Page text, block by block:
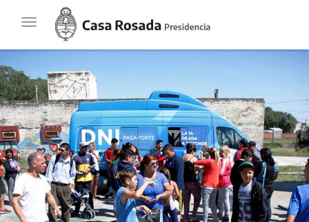
Toggle
navigation
Casa
Rosada
Presidencia
de
Presidencia Javier Milei